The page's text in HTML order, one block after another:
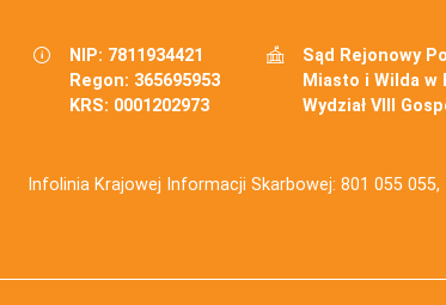
NIP: 7811934421
Regon: 365695953
KRS: 0001202973
Sąd Rejonowy
Miasto i Wilda w
Wydział VIII
Infolinia Krajowej Informacji Skarbowej: 801 055 055,